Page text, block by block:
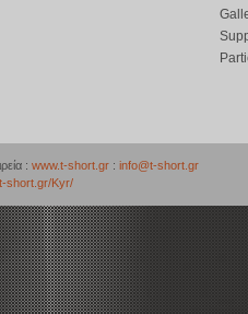
: www.t-short.gr : info@t-short.gr
short.gr/Kyr/